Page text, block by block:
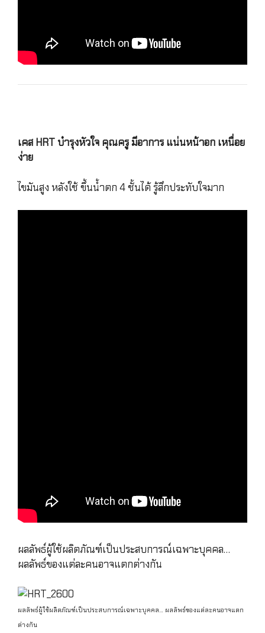
เคส HRT บำรุงหัวใจ คุณครู มีอาการ แน่นหน้าอก เหนื่อย
ง่าย
ไขมันสูง หลังใช้ ขึ้นน้ำตก 4 ชั้นได้ รู้สึกประทับใจมาก
ผลลัพธ์ผู้ใช้ผลิตภัณฑ์เป็นประสบการณ์เฉพาะบุคคล…
ผลลัพธ์ของแต่ละคนอาจแตกต่างกัน
ผลลัพธ์ผู้ใช้ผลิตภัณฑ์เป็นประสบการณ์เฉพาะบุคคล… ผลลัพธ์ของแต่ละคนอาจแตก
ต่างกัน